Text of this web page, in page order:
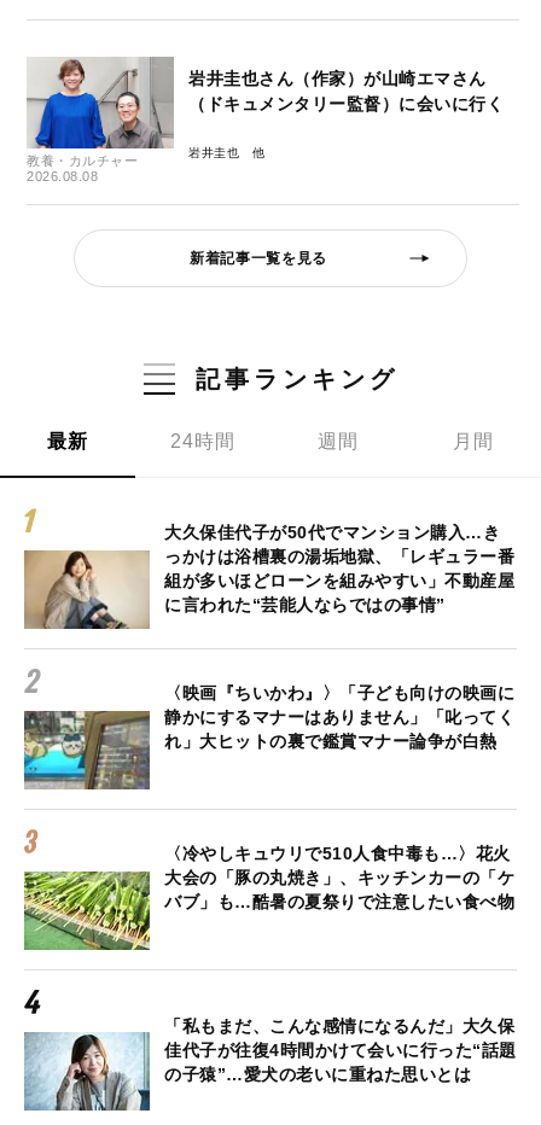
教養・カルチャー
2026.08.08
岩井圭也さん（作家）が山崎エマさん
（ドキュメンタリー監督）に会いに行く
岩井圭也
新着記事一覧を見る
記事ランキング
最新 24時間 週間 月間
大久保佳代子が50代でマンション購入…き
っかけは浴槽裏の湯垢地獄、「レギュラー番
組が多いほどローンを組みやすい」不動産屋
に言われた“芸能人ならではの事情”
〈映画『ちいかわ』〉「子ども向けの映画に
静かにするマナーはありません」「叱ってく
れ」大ヒットの裏で鑑賞マナー論争が白熱
〈冷やしキュウリで510人食中毒も…〉花火
大会の「豚の丸焼き」、キッチンカーの「ケ
バブ」も…酷暑の夏祭りで注意したい食べ物
「私もまだ、こんな感情になるんだ」大久保
佳代子が往復4時間かけて会いに行った“話題
の子猿”…愛犬の老いに重ねた思いとは